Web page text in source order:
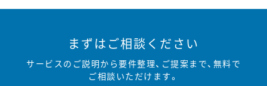
まずはご相談ください
サービスのご説明から要件整理、ご提案まで、無料で
ご相談いただけます。